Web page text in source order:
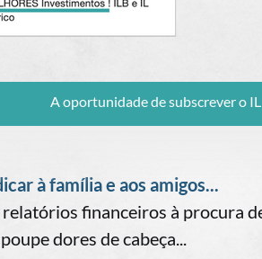
A oportunidade de subscrever o
à família e aos amigos...
financeiros à procura
dores de cabeça...